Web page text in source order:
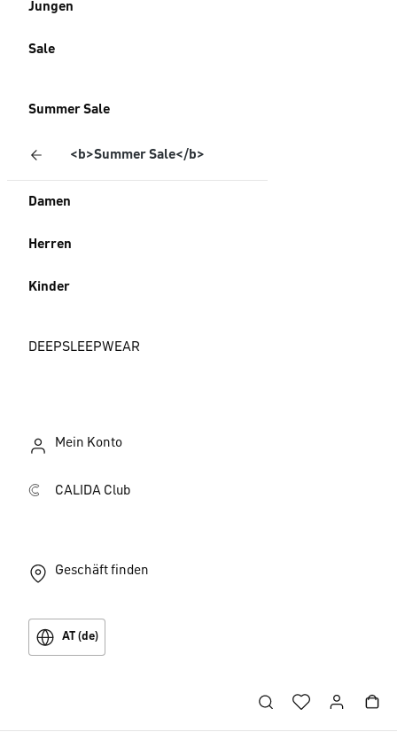
Jungen
Sale
Summer Sale
<b>Summer Sale</b>
Damen
Herren
Kinder
DEEPSLEEPWEAR
Mein Konto
CALIDA Club
Geschäft finden
AT (de)